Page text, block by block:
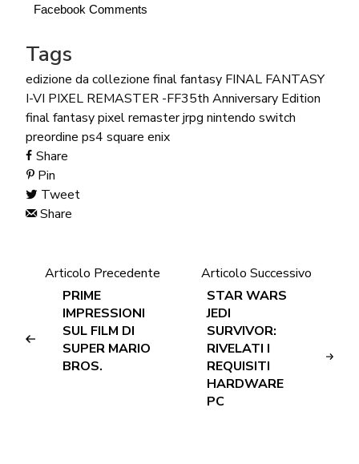
Facebook Comments
Tags
edizione da collezione final fantasy FINAL FANTASY
I-VI PIXEL REMASTER -FF35th Anniversary Edition
final fantasy pixel remasterjrpg nintendo switch
preordine ps4 square enix
Share
Pin
Tweet
Share
Articolo Precedente
PRIME
IMPRESSIONI
SUL FILM DI
SUPER MARIO
BROS.
Articolo Successivo
STAR WARS
JEDI
SURVIVOR:
RIVELATI I
REQUISITI
HARDWARE
PC